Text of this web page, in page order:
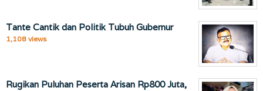
Tante Cantik dan Politik Tubuh Gubernur
1,108 views
Rugikan Puluhan Peserta Arisan Rp800 Juta,